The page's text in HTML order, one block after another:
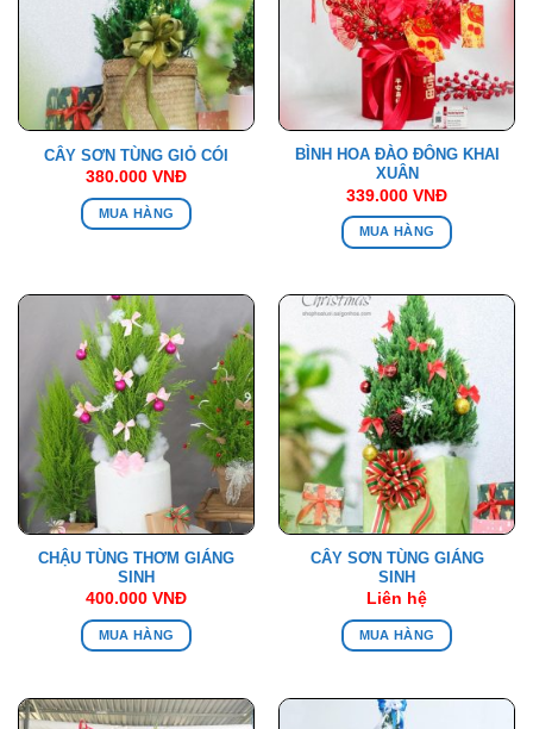
CÂY SƠN TÙNG GIỎ CÓI
380.000 VNĐ
MUA HÀNG
BÌNH HOA ĐÀO ĐÔNG KHAI
XUÂN
339.000 VNĐ
MUA HÀNG
CHẬU TÙNG THƠM GIÁNG
SINH
400.000 VNĐ
MUA HÀNG
CÂY SƠN TÙNG GIÁNG
SINH
Liên hệ
MUA HÀNG